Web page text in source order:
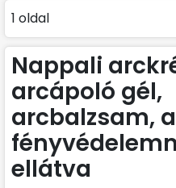
1 oldal
Nappali
arcápoló gél,
arcbalzsam,
ellátva